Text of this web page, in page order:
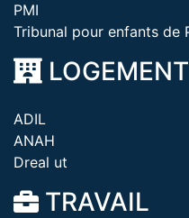
PMI
Tribunal pour enfants de
LOGEMENT
ADIL
ANAH
Dreal ut
TRAVAIL